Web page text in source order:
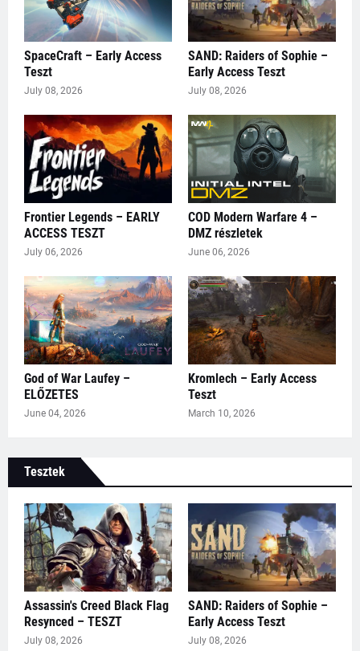
SpaceCraft – Early Access
Teszt
July 08, 2026
SAND: Raiders of Sophie –
Early Access Teszt
July 08, 2026
Frontier Legends – EARLY
ACCESS TESZT
July 06, 2026
COD Modern Warfare 4 –
DMZ részletek
June 06, 2026
God of War Laufey –
ELŐZETES
June 04, 2026
Kromlech – Early Access
Teszt
March 10, 2026
Tesztek
Assassin's Creed Black Flag
Resynced – TESZT
July 08, 2026
SAND: Raiders of Sophie –
Early Access Teszt
July 08, 2026